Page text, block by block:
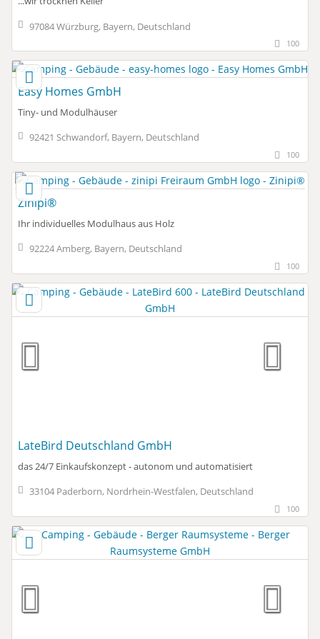
97084 Würzburg, Bayern, Deutschland
100
Easy Homes GmbH
Tiny- und Modulhäuser
92421 Schwandorf, Bayern, Deutschland
100
Zinipi®
Ihr individuelles Modulhaus aus Holz
92224 Amberg, Bayern, Deutschland
100
LateBird Deutschland GmbH
das 24/7 Einkaufskonzept - autonom und automatisiert
33104 Paderborn, Nordrhein-Westfalen, Deutschland
100